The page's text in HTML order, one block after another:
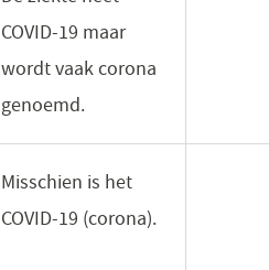
COVID-19 maar
wordt vaak corona
genoemd.
Misschien is het
COVID-19 (corona).